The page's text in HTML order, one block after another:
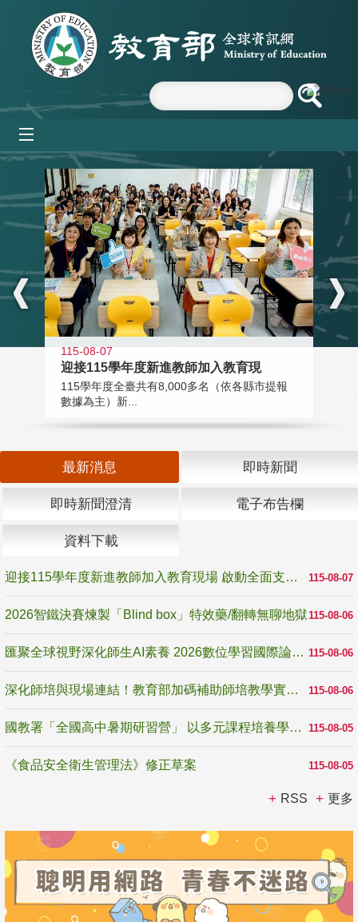
跳到主要內容區塊
:::
115-08-07
迎接115學年度新進教師加入教育現
115學年度全臺共有8,000多名（依各縣市提報
數據為主）新...
最新消息 即時新聞
即時新聞澄清 電子布告欄
資料下載
115-08-07
迎接115學年度新進教師加入教育現場 啟動全面支持陪伴
115-08-06
2026智鐵決賽煉製「Blind box」特效藥/翻轉無聊地獄
115-08-06
匯聚全球視野深化師生AI素養 2026數位學習國際論壇高雄登場
115-08-06
深化師培與現場連結！教育部加碼補助師培教學實踐研究 10月師培國際研討會交流教學實踐經驗
115-08-05
國教署「全國高中暑期研習營」 以多元課程培養學生瞭解誠信專業與倫理價值
115-08-05
《食品安全衛生管理法》修正草案
RSS 更多